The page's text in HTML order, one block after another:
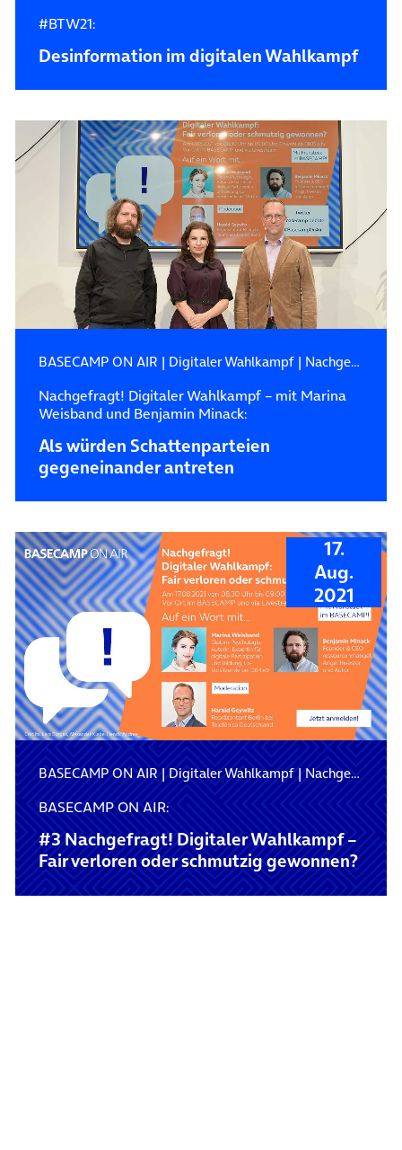
#BTW21:
Desinformation im digitalen Wahlkampf
BASECAMP ON AIR | Digitaler Wahlkampf| Nachgefragt! Auf ein Wort mit…
Nachgefragt! Digitaler Wahlkampf – mit Marina
Weisband und Benjamin Minack:
Als würden Schattenparteien
gegeneinander antreten
17.
Aug.
2021
BASECAMP ON AIR|Digitaler Wahlkampf|Nachgefragt! Auf ein Wort mit…
BASECAMP ON AIR:
#3 Nachgefragt! Digitaler Wahlkampf –
Fair verloren oder schmutzig gewonnen?